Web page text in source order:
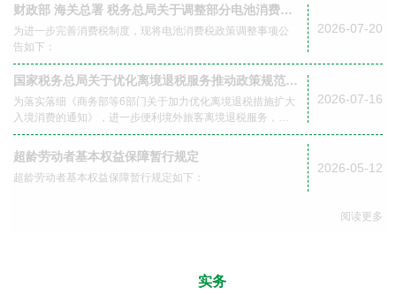
局关于促进企业重组有关企业所得税处理问题的通知》（财
税〔2014〕109号）等文件规定，现对企业重组业务所得税
处理有关征管问题公告如下：
财政部 海关总署 税务总局关于调整部分电池消费税
政策的公告
为进一步完善消费税制度，现将电池消费税政策调整事项公
告如下：
2026-07-20
国家税务总局关于优化离境退税服务推动政策规范落
实的通知
为落实落细《商务部等6部门关于加力优化离境退税措施扩大
入境消费的通知》，进一步便利境外旅客离境退税服务，规
范业务办理，现就离境退税有关工作通知如下：
2026-07-16
超龄劳动者基本权益保障暂行规定
超龄劳动者基本权益保障暂行规定如下：
2026-05-12
阅读更多
实务